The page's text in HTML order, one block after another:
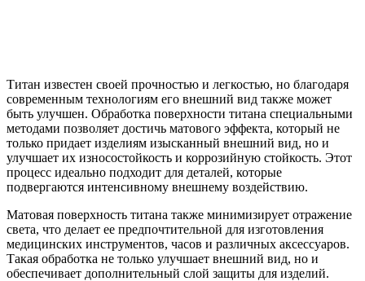
Титан известен своей прочностью и легкостью, но благодаря
современным технологиям его внешний вид также может
быть улучшен. Обработка поверхности титана специальными
методами позволяет достичь матового эффекта, который не
только придает изделиям изысканный внешний вид, но и
улучшает их износостойкость и коррозийную стойкость. Этот
процесс идеально подходит для деталей, которые
подвергаются интенсивному внешнему воздействию.
Матовая поверхность титана также минимизирует отражение
света, что делает ее предпочтительной для изготовления
медицинских инструментов, часов и различных аксессуаров.
Такая обработка не только улучшает внешний вид, но и
обеспечивает дополнительный слой защиты для изделий.